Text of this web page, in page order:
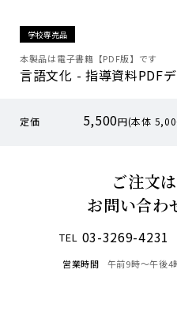
学校専売品
本製品は電子書籍【PDF版】です
言語文化 - 指導資料PDF
定価 5,500円(本体
ご注文
お問い合わ
TEL 03-3269-4231
営業時間 午前9時〜午後4